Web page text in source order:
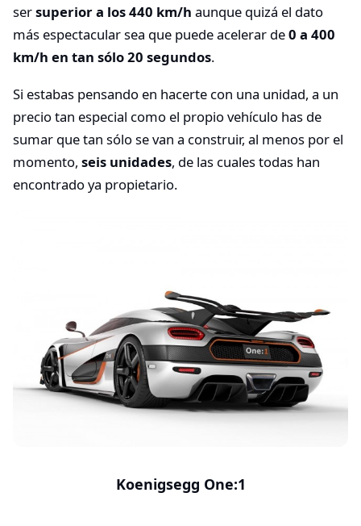
sersuperior a los 440 km/h aunque quizá el dato
más espectacular sea que puede acelerar de0 a 400
km/h en tan sólo 20 segundos.
Si estabas pensando en hacerte con una unidad, a un
precio tan especial como el propio vehículo has de
sumar que tan sólo se van a construir, al menos por el
momento, seis unidades, de las cuales todas han
encontrado ya propietario.
Koenigsegg One:1